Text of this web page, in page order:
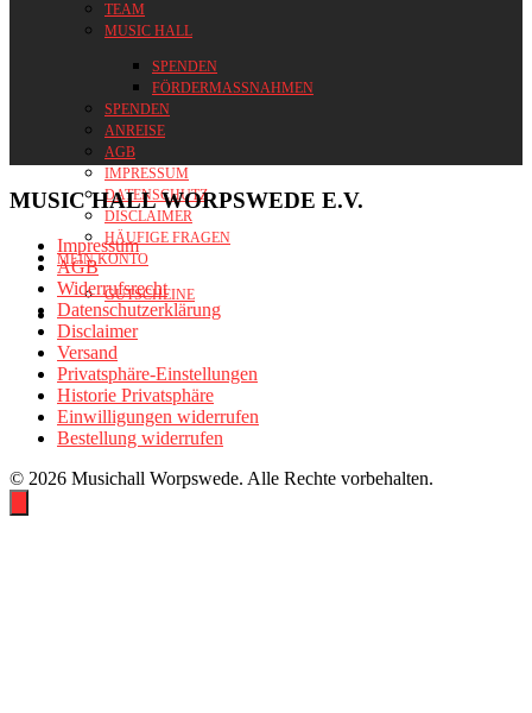
TEAM
MUSIC HALL
SPENDEN
FÖRDERMASSNAHMEN
SPENDEN
ANREISE
AGB
IMPRESSUM
DATENSCHUTZ
DISCLAIMER
HÄUFIGE FRAGEN
MEIN KONTO
GUTSCHEINE
MUSIC HALL WORPSWEDE E.V.
Impressum
AGB
Widerrufsrecht
Datenschutzerklärung
Disclaimer
Versand
Privatsphäre-Einstellungen
Historie Privatsphäre
Einwilligungen widerrufen
Bestellung widerrufen
© 2026 Musichall Worpswede. Alle Rechte vorbehalten.